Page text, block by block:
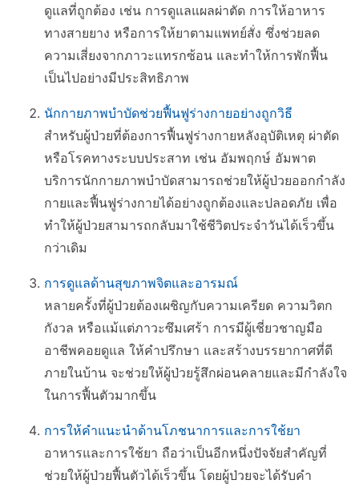
ดูแลที่ถูกต้อง เช่น การดูแลแผลผ่าตัด การให้อาหาร
ทางสายยาง หรือการให้ยาตามแพทย์สั่ง ซึ่งช่วยลด
ความเสี่ยงจากภาวะแทรกซ้อน และทำให้การพักฟื้น
เป็นไปอย่างมีประสิทธิภาพ
นักกายภาพบำบัดช่วยฟื้นฟูร่างกายอย่างถูกวิธี
สำหรับผู้ป่วยที่ต้องการฟื้นฟูร่างกายหลังอุบัติเหตุ ผ่าตัด
หรือโรคทางระบบประสาท เช่น อัมพฤกษ์ อัมพาต
บริการนักกายภาพบำบัดสามารถช่วยให้ผู้ป่วยออกกำลัง
กายและฟื้นฟูร่างกายได้อย่างถูกต้องและปลอดภัย เพื่อ
ทำให้ผู้ป่วยสามารถกลับมาใช้ชีวิตประจำวันได้เร็วขึ้น
กว่าเดิม
การดูแลด้านสุขภาพจิตและอารมณ์
หลายครั้งที่ผู้ป่วยต้องเผชิญกับความเครียด ความวิตก
กังวล หรือแม้แต่ภาวะซึมเศร้า การมีผู้เชี่ยวชาญมือ
อาชีพคอยดูแล ให้คำปรึกษา และสร้างบรรยากาศที่ดี
ภายในบ้าน จะช่วยให้ผู้ป่วยรู้สึกผ่อนคลายและมีกำลังใจ
ในการฟื้นตัวมากขึ้น
การให้คำแนะนำด้านโภชนาการและการใช้ยา
อาหารและการใช้ยา ถือว่าเป็นอีกหนึ่งปัจจัยสำคัญที่
ช่วยให้ผู้ป่วยฟื้นตัวได้เร็วขึ้น โดยผู้ป่วยจะได้รับคำ